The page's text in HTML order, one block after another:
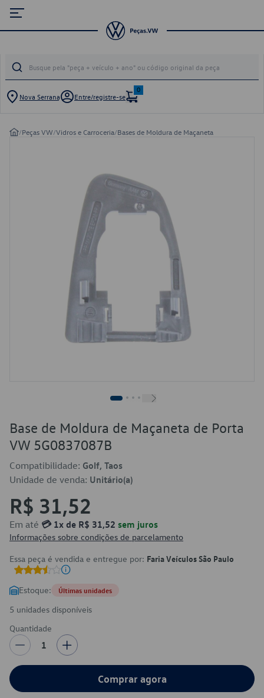
Nova Serrana Entre/registre-se
0
/Peças VW/Vidros e Carroceria/Bases de Moldura de Maçaneta
Base de Moldura de Maçaneta de Porta
VW 5G0837087B
Compatibilidade: Golf, Taos
Unidade de venda: Unitário(a)
R$ 31,52
Em até 💳 1x de R$ 31,52 sem juros
Informações sobre condições de parcelamento
Essa peça é vendida e entregue por: Faria Veículos São Paulo
Estoque: Últimas unidades
5 unidades disponíveis
Quantidade
1
Comprar agora